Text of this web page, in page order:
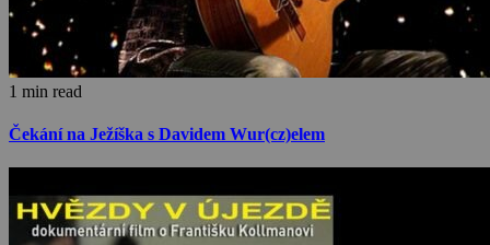
1 min read
Čekání na Ježíška s Davidem Wur(cz)elem